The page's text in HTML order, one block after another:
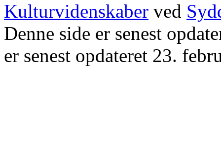
Kulturvidenskaber ved
Denne side er senest
er senest opdateret 23.